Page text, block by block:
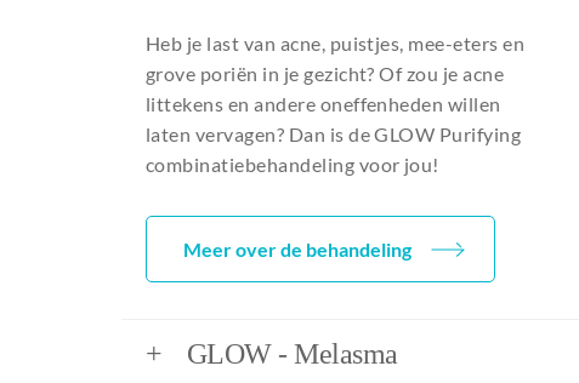
Heb je last van acne, puistjes, mee-eters en
grove poriën in je gezicht? Of zou je acne
littekens en andere oneffenheden willen
laten vervagen? Dan is de GLOW Purifying
combinatiebehandeling voor jou!
Meer over de behandeling
+ GLOW - Melasma